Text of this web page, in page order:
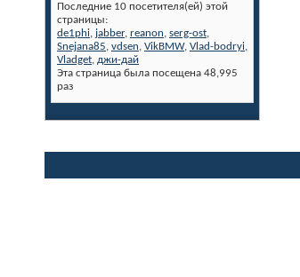
Последние 10 посетителя(ей) этой
страницы:
de1phi, jabber, reanon, serg-ost,
Snejana85, vdsen, VikBMW, Vlad-bodryi,
Vladget, джи-дай
Эта страница была посещена 48,995
раз